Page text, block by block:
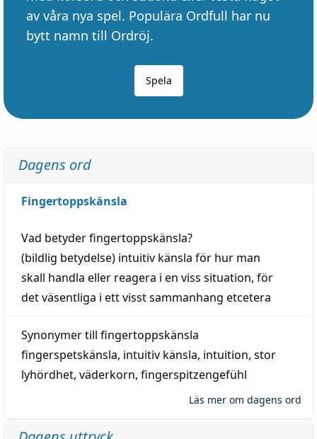
av våra nya spel. Populära Ordfull har nu
bytt namn till Ordröj.
Spela
Dagens ord
Fingertoppskänsla
Vad betyderfingertoppskänsla?
(bildlig betydelse) intuitiv känsla för hur man
skall handla eller reagera i en viss situation, för
det väsentliga i ett visstsammanhang etcetera
Synonymer till fingertoppskänsla
fingerspetskänsla, intuitiv känsla, intuition, stor
lyhördhet, väderkorn, fingerspitzengefühl
Läs mer om dagens ord